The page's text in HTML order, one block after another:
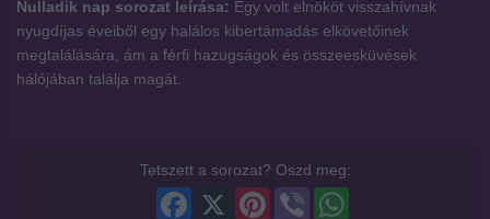
Nulladik nap sorozat leírása: Egy volt elnököt visszahívnak
nyugdíjas éveiből egy halálos kibertámadás elkövetőinek
megtalálására, ám a férfi hazugságok és összeesküvések
hálójában találja magát.
Tetszett a sorozat? Oszd meg:
Viber
Pinterest
Facebook